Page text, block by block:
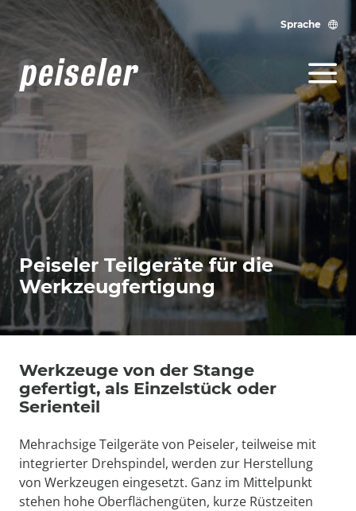
Sprache
Peiseler Teilgeräte für die
Werkzeugfertigung
Werkzeuge von der Stange
gefertigt, als Einzelstück oder
Serienteil
Mehrachsige Teilgeräte von Peiseler, teilweise mit
integrierter Drehspindel, werden zur Herstellung
von Werkzeugen eingesetzt. Ganz im Mittelpunkt
stehen hohe Oberflächengüten, kurze Rüstzeiten